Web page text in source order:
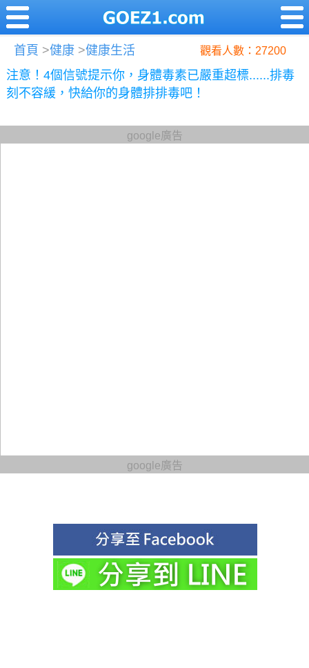
首頁 >健康 >健康生活 觀看人數：27200
注意！4個信號提示你，身體毒素已嚴重超標......排毒
刻不容緩，快給你的身體排排毒吧！
google廣告
google廣告